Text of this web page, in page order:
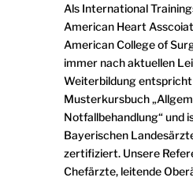
Als International
American Heart
American College of
immer nach aktuellen
Weiterbildung entspricht
Musterkursbuch
Notfallbehandlung“ und
Bayerischen
zertifiziert. Unsere
Chefärzte, leitende